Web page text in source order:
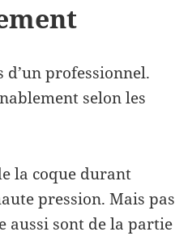
d’un professionnel.
selon les
la coque durant
pression. Mais pas
aussi sont de la partie